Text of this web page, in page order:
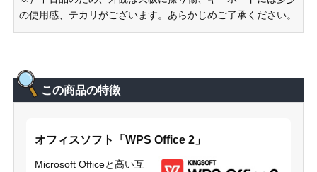
の使用感、テカリがございます。あらかじめご了承ください。
この商品の特徴
オフィスソフト「WPS Office 2」
Microsoft Officeと高い互